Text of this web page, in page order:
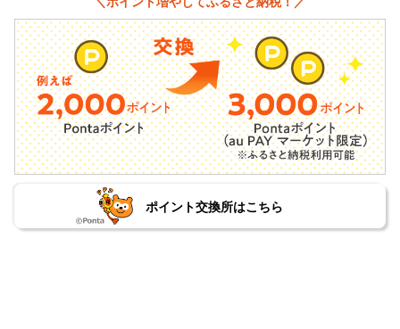
ポイント交換所はこちら